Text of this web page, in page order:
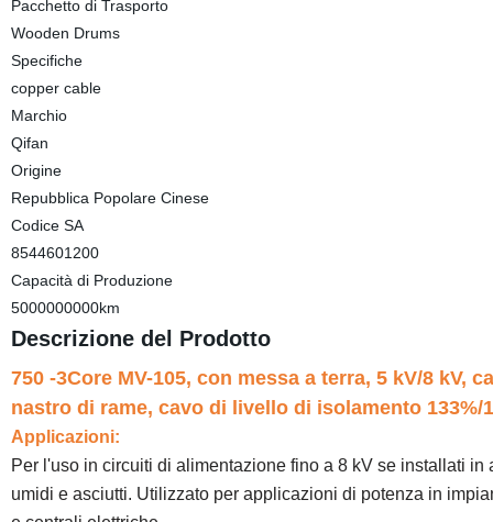
Pacchetto di Trasporto
Wooden Drums
Specifiche
copper cable
Marchio
Qifan
Origine
Repubblica Popolare Cinese
Codice SA
8544601200
Capacità di Produzione
5000000000km
Descrizione del Prodotto
750 -3Core MV-105, con messa a terra, 5 kV/8 kV,
nastro di rame, cavo di livello di isolamento 133%/
Applicazioni:
Per l'uso in circuiti di alimentazione fino a 8 kV se installati
umidi e asciutti. Utilizzato per applicazioni di potenza in